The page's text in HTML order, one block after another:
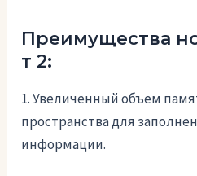
Преимущества
т 2:
1. Увеличенный объем
пространства для
информации.